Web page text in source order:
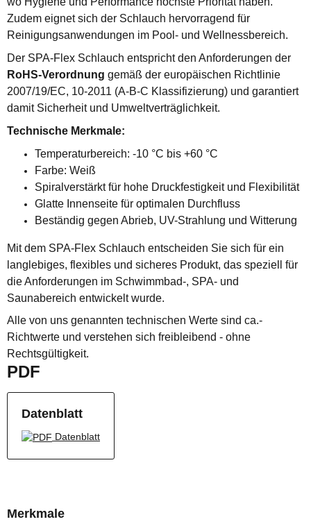
Zudem eignet sich der Schlauch hervorragend für
Reinigungsanwendungen im Pool- und Wellnessbereich.
Der SPA-Flex Schlauch entspricht den Anforderungen der
RoHS-Verordnung gemäß der europäischen Richtlinie
2007/19/EC, 10-2011 (A-B-C Klassifizierung) und garantiert
damit Sicherheit und Umweltverträglichkeit.
Technische Merkmale:
Temperaturbereich: -10 °C bis +60 °C
Farbe: Weiß
Spiralverstärkt für hohe Druckfestigkeit und Flexibilität
Glatte Innenseite für optimalen Durchfluss
Beständig gegen Abrieb, UV-Strahlung und Witterung
Mit dem SPA-Flex Schlauch entscheiden Sie sich für ein
langlebiges, flexibles und sicheres Produkt, das speziell für
die Anforderungen im Schwimmbad-, SPA- und
Saunabereich entwickelt wurde.
Alle von uns genannten technischen Werte sind ca.-
Richtwerte und verstehen sich freibleibend - ohne
Rechtsgültigkeit.
PDF
Datenblatt
Datenblatt
Merkmale